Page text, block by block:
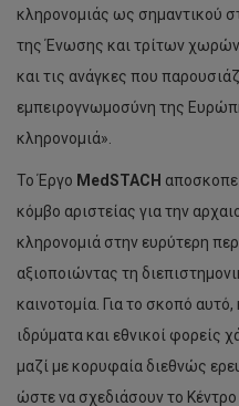
κληρονομιάς ως σημαντικού
της Ένωσης και τρίτων
και τις ανάγκες που
εμπειρογνωμοσύνη της
κληρονομιά».
Το Έργο MedSTACH
κόμβο αριστείας για την
κληρονομιά στην ευρύτερη
αξιοποιώντας τη
καινοτομία. Για το σκοπό
ιδρύματα και εθνικοί φορείς
μαζί με κορυφαία διεθνώς
ώστε να σχεδιάσουν το